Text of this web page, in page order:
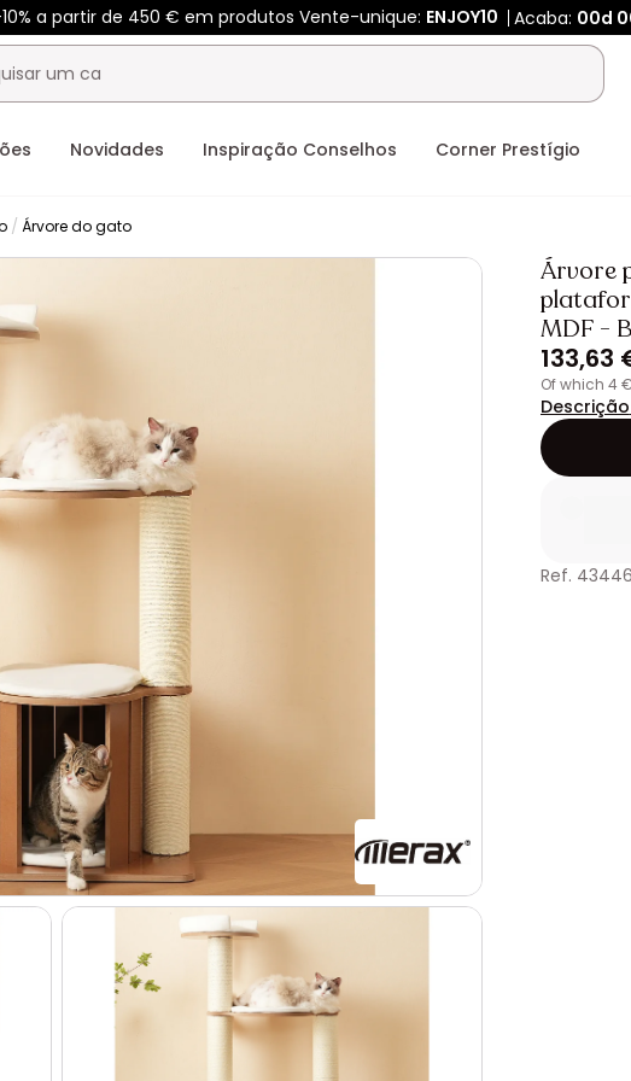
a partir de 450 € em produtos Vente-unique: ENJOY10 Acaba: 00d
Novidades Inspiração Conselhos Corner Prestígio
Árvore do gato
Árvore
MDF -
133,63
of which 4
Descrição
Ref.